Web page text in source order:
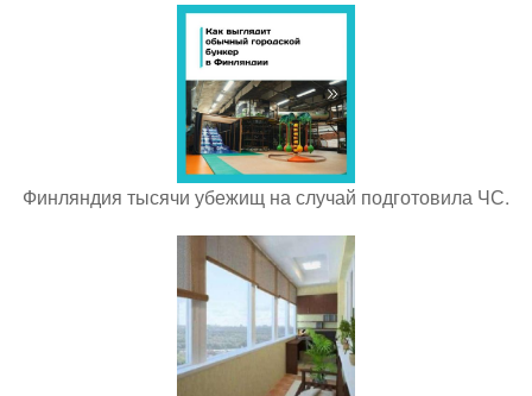
Финляндия тысячи убежищ на случай подготовила ЧС.